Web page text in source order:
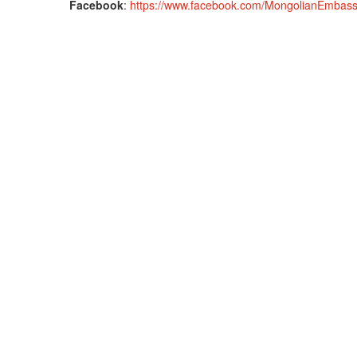
Facebook: https://www.facebook.com/